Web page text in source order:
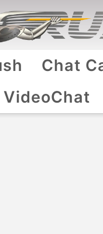
Chat
VideoChat